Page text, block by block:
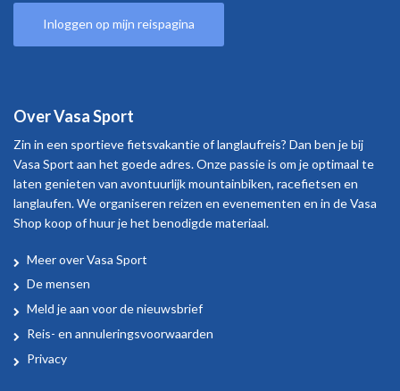
Inloggen op mijn reispagina
Over Vasa Sport
Zin in een sportieve fietsvakantie of langlaufreis? Dan ben je bij
Vasa Sport aan het goede adres. Onze passie is om je optimaal te
laten genieten van avontuurlijk mountainbiken, racefietsen en
langlaufen. We organiseren reizen en evenementen en in de Vasa
Shop koop of huur je het benodigde materiaal.
Over
Vasa
Sport
Meer over Vasa Sport
De mensen
Meld je aan voor de nieuwsbrief
Reis- en annuleringsvoorwaarden
Privacy